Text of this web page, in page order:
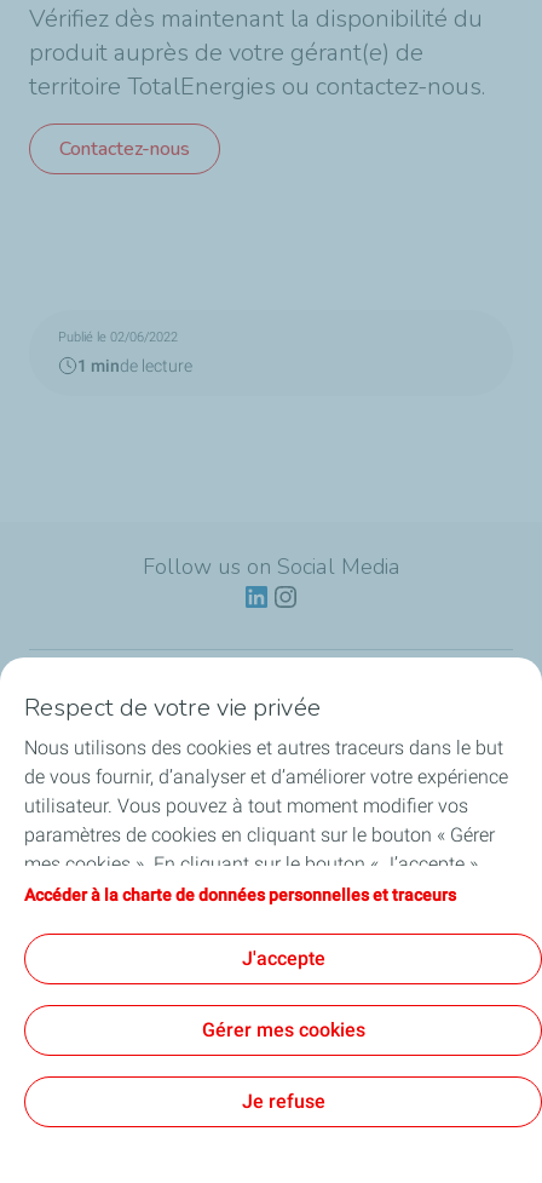
Vérifiez dès maintenant la disponibilité du
produit auprès de votre gérant(e) de
territoire TotalEnergies ou contactez-nous.
Contactez-nous
Publié le 02/06/2022
1 minde lecture
Follow us on Social Media
Lubrifiants
Actualités
Partenariats
Nos services
Guides de l’huile moteur
Accessibilité : Conformité partielle
Respect de votre vie privée
Nous utilisons des cookies et autres traceurs dans le but
de vous fournir, d’analyser et d’améliorer votre expérience
utilisateur. Vous pouvez à tout moment modifier vos
paramètres de cookies en cliquant sur le bouton « Gérer
mes cookies ». En cliquant sur le bouton « J’accepte »,
vous acceptez le dépôt de l’ensemble des cookies. Dans le
techniques nécessaires au bon fonctionnement du site
seront utilisés. Pour plus d’informations, vous pouvez
consulter la page « Charte de données personnelles et
traceurs ».
Accéder à la charte de données personnelles et traceurs
J'accepte
Gérer mes cookies
Je refuse